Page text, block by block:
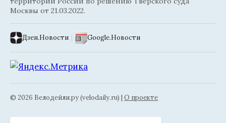
Москвы от 21.03.2022.
Дзен.Новости | Google.Новости
© 2026 Велодейли.ру (velodaily.ru) | О проекте